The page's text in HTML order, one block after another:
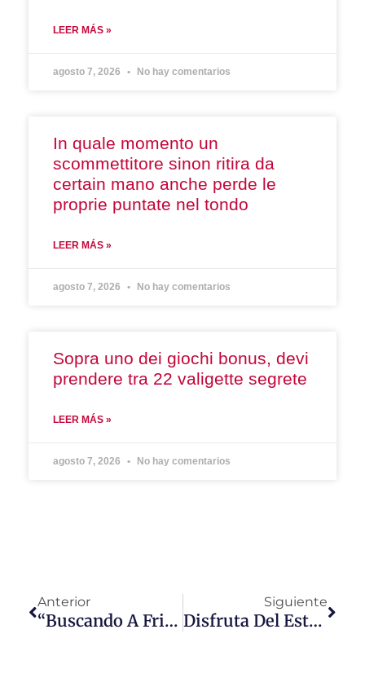
LEER MÁS »
agosto 7, 2026 No hay comentarios
In quale momento un
scommettitore sinon ritira da
certain mano anche perde le
proprie puntate nel tondo
LEER MÁS »
agosto 7, 2026 No hay comentarios
Sopra uno dei giochi bonus, devi
prendere tra 22 valigette segrete
LEER MÁS »
agosto 7, 2026 No hay comentarios
Anterior
“Buscando A Frida” Llega A Telemundo Internacional
Siguiente
Disfruta Del Estreno De “Colin From Account” Por Universal +